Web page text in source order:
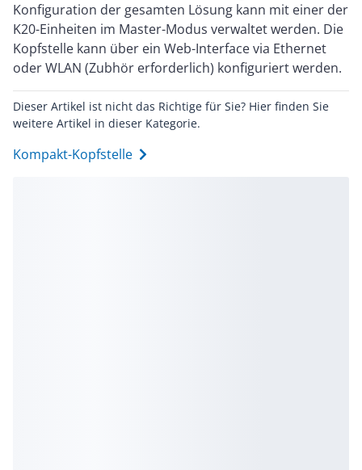
Konfiguration der gesamten Lösung kann mit einer der
K20-Einheiten im Master-Modus verwaltet werden. Die
Kopfstelle kann über ein Web-Interface via Ethernet
oder WLAN (Zubhör erforderlich) konfiguriert werden.
Dieser Artikel ist nicht das Richtige für Sie? Hier finden Sie
weitere Artikel in dieser Kategorie.
Kompakt-Kopfstelle